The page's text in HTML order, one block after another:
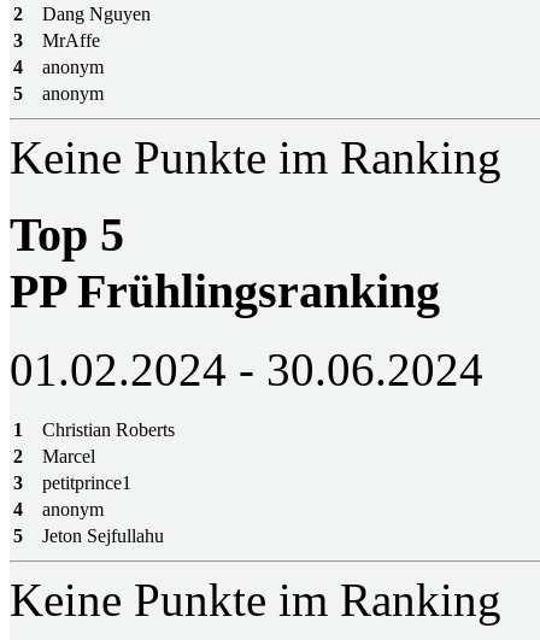
2
Dang Nguyen
3
MrAffe
4
anonym
5
anonym
Keine Punkte im Ranking
Top 5
PP Frühlingsranking
01.02.2024 - 30.06.2024
1
Christian Roberts
2
Marcel
3
petitprince1
4
anonym
5
Jeton Sejfullahu
Keine Punkte im Ranking